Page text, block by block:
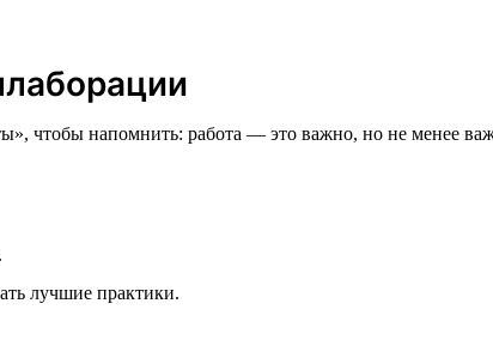
чтобы напомнить: работа — это важно, но не менее
лучшие практики.